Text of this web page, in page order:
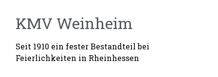
KMV Weinheim
Seit 1910 ein fester Bestandteil bei
Feierlichkeiten in Rheinhessen